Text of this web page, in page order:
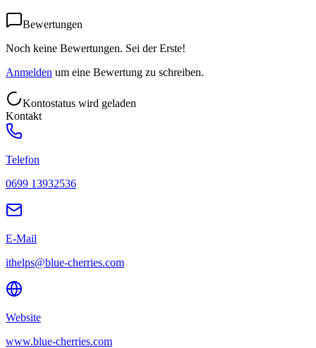
Bewertungen
Noch keine Bewertungen. Sei der Erste!
Anmelden um eine Bewertung zu schreiben.
Kontostatus wird geladen
Kontakt
Telefon
0699 13932536
E-Mail
ithelps@blue-cherries.com
Website
www.blue-cherries.com